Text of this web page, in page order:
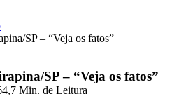
SP – “Veja os fatos”
SP – “Veja os fatos”
4,7 Min. de Leitura